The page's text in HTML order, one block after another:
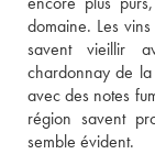
domaine. Les
savent vieillir
chardonnay de
avec des notes
région savent
semble évident.